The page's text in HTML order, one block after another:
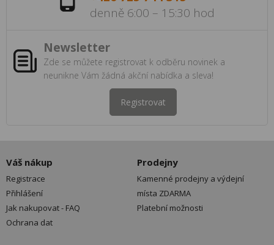
denně 6:00 – 15:30 hod
Newsletter
Zde se můžete registrovat k odběru novinek a
neunikne Vám žádná akční nabídka a sleva!
Registrovat
Váš nákup
Registrace
Přihlášení
Jak nakupovat - FAQ
Ochrana dat
Prodejny
Kamenné prodejny a výdejní
místa ZDARMA
Platební možnosti